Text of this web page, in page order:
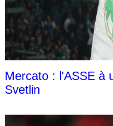
Mercato : l'ASSE à
Svetlin